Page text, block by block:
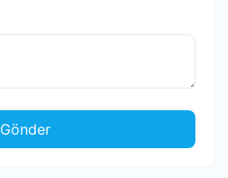
Gönder